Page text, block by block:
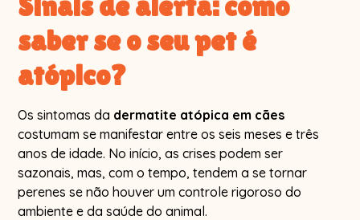
saber se o seu pet é
atópico?
Os sintomas da dermatite atópica em cães
costumam se manifestar entre os seis meses e três
anos de idade. No início, as crises podem ser
sazonais, mas, com o tempo, tendem a se tornar
perenes se não houver um controle rigoroso do
ambiente e da saúde do animal.